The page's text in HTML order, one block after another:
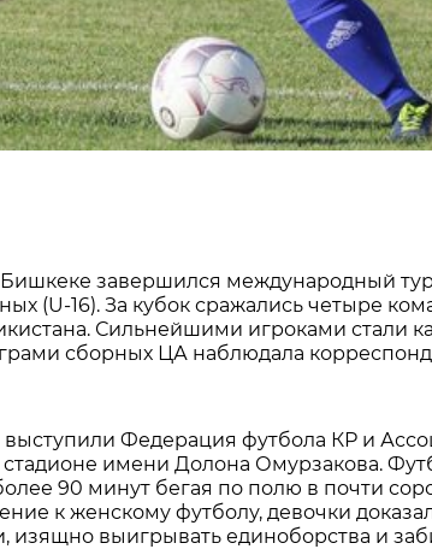
завершился международный
(U-16). За кубок сражались четыре
Сильнейшими игроками стали
сборных ЦА наблюдала
Федерация футбола КР и
имени Долона Омурзакова.
90 минут бегая по полю в почти
к женскому футболу, девочки
изящно выигрывать единоборства и